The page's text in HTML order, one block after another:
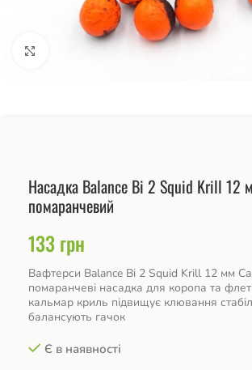
Натисніть, щоб збільшити
Насадка Balance Bi 2 Squid Krill 12
помаранчевий
133 грн
Вафтерси Balance Bi 2 Squid Krill 12 мм
помаранчеві насадка для коропа та
кальмар криль підвищує клювання
балансують гачок
Є в наявності